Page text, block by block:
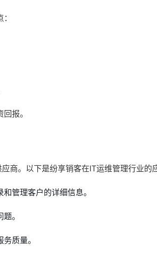
报。
商。以下是纷享销客在IT运维管理行业的
管理客户的详细信息。
。
质量。